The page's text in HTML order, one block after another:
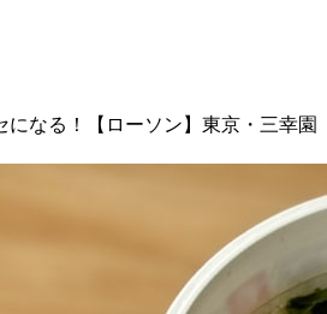
になる！【ローソン】東京・三幸園